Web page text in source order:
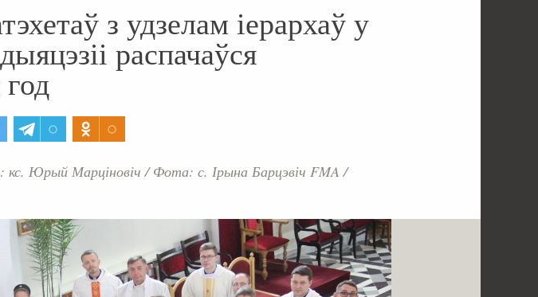
з удзелам іерархаў у
распачаўся
кс. Юрый Марціновіч /Фота: с. Ірына Барцэвіч FMA /